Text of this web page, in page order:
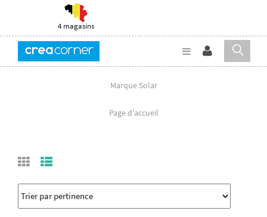
4 magasins
Marque Solar
Page d'accueil